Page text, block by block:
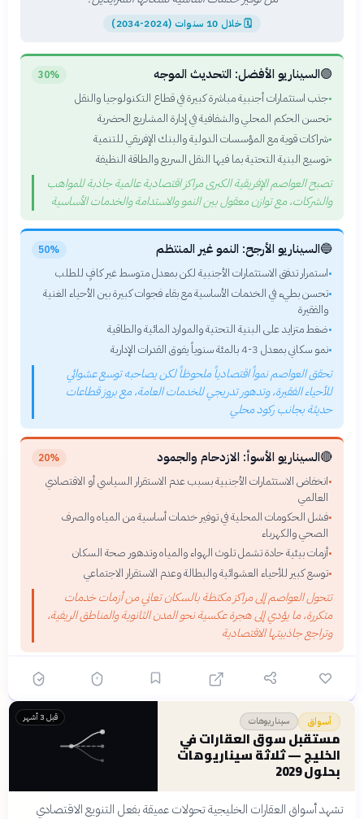
🗓خلال 10 سنوات (2024-2034)
🟢السيناريو الأفضل: التحديث الموجه 30%
•جذب استثمارات أجنبية مباشرة كبيرة في قطاع التكنولوجيا والنقل
•تحسن الحكم المحلي والشفافية في إدارة المشاريع الحضرية
•شراكات قوية مع المؤسسات الدولية والبنك الإفريقي للتنمية
•توسيع البنية التحتية بما فيها النقل السريع والطاقة النظيفة
تصبح العواصم الإفريقية الكبرى مراكز اقتصادية عالمية جاذبة للمواهب
والشركات، مع توازن معقول بين النمو والاستدامة والخدمات الأساسية
🔵السيناريو الأرجح: النمو غير المنتظم 50%
•استمرار تدفق الاستثمارات الأجنبية لكن بمعدل متوسط غير كافٍ للطلب
•تحسن بطيء في الخدمات الأساسية مع بقاء فجوات كبيرة بين الأحياء الغنية
والفقيرة
•ضغط متزايد على البنية التحتية والموارد المائية والطاقية
•نمو سكاني بمعدل 3-4 بالمئة سنوياً يفوق القدرات الإدارية
تحقق العواصم نمواً اقتصادياً ملحوظاً لكن يصاحبه توسع عشوائي
للأحياء الفقيرة، وتدهور تدريجي للخدمات العامة، مع بروز قطاعات
حديثة بجانب ركود محلي
🔴السيناريو الأسوأ: الازدحام والجمود 20%
•انخفاض الاستثمارات الأجنبية بسبب عدم الاستقرار السياسي أو الاقتصادي
العالمي
•فشل الحكومات المحلية في توفير خدمات أساسية من المياه والصرف
الصحي والكهرباء
•أزمات بيئية حادة تشمل تلوث الهواء والمياه وتدهور صحة السكان
•توسع كبير للأحياء العشوائية والبطالة وعدم الاستقرار الاجتماعي
تتحول العواصم إلى مراكز مكتظة بالسكان تعاني من أزمات خدمات
متكررة، ما يؤدي إلى هجرة عكسية نحو المدن الثانوية والمناطق الريفية،
وتراجع جاذبيتها الاقتصادية
أسواق سيناريوهات
مستقبل سوق العقارات في
الخليج — ثلاثة سيناريوهات
بحلول 2029
قبل 3 أشهر
تشهد أسواق العقارات الخليجية تحولات عميقة بفعل التنويع الاقتصادي